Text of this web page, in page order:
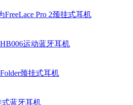
Pro 2颈挂式耳机
运动蓝牙耳机
颈挂式耳机
式蓝牙耳机